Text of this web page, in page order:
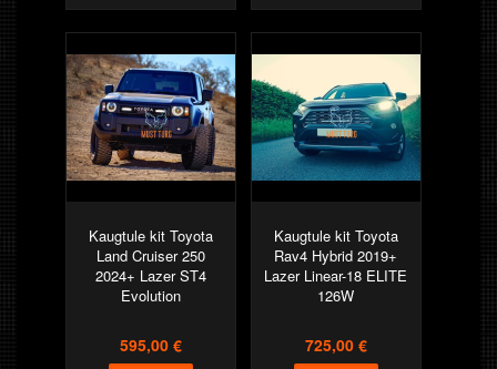
Kaugtule kit Toyota
Land Cruiser 250
2024+ Lazer ST4
Evolution
595,00 €
Kaugtule kit Toyota
Rav4 Hybrid 2019+
Lazer Linear-18 ELITE
126W
725,00 €